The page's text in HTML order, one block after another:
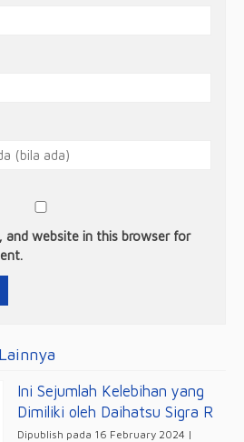
and website in this browser for
Ini Sejumlah Kelebihan yang
Dimiliki oleh Daihatsu Sigra R
Dipublish pada 16 February 2024 |